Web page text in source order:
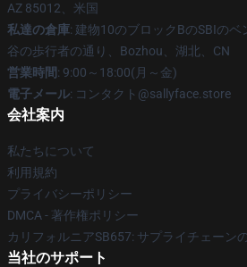
AZ 85012、米国
私達の倉庫: 建物10のブロックBのSBIの
谷の歩行者の通り、Bozhou、湖北、CN
営業時間: 9:00～18:00(月～金)
電子メール: コンタクト@sallyface.store
会社案内
私たちについて
利用規約
プライバシーポリシー
DMCA - 著作権ポリシー
カリフォルニアSB657: サプライチェーン
当社のサポート